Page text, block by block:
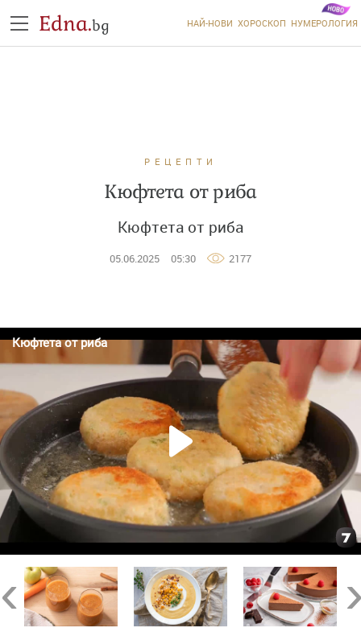
Edna.bg НАЙ-НОВИ ХОРОСКОП НУМЕРОЛОГИЯ
РЕЦЕПТИ
Кюфтета от риба
Кюфтета от риба
05.06.2025 05:30 2177